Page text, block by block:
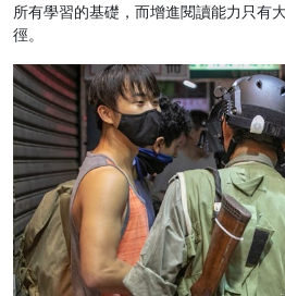
所有學習的基礎，而增進閱讀能力只有
徑。